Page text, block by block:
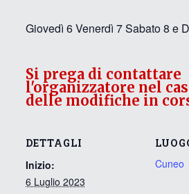
Giovedì 6 Venerdì 7 Sabato 8 e
DETTAGLI
Inizio:
6 Luglio 2023
Cuneo
Si prega di contattare
l'organizzatore nel
delle modifiche in